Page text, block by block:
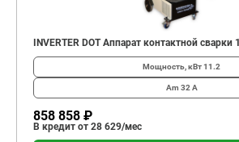
INVERTER DOT Аппарат контактной сварки
Мощность, кВт11.2
Am 32 А
858 858 ₽
В кредит от 28 629/мес